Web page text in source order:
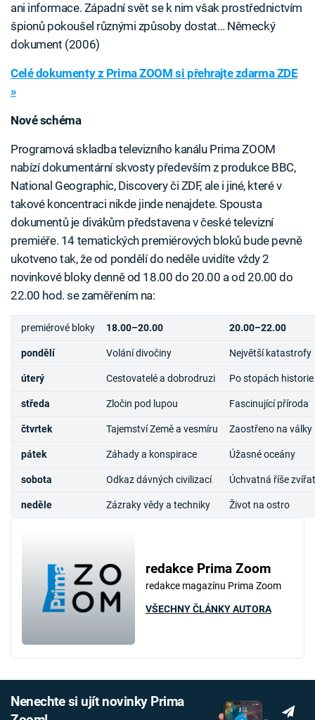
ani informace. Západní svět se k nim však prostřednictvím
špionů pokoušel různými způsoby dostat… Německý
dokument (2006)
Celé dokumenty z Prima ZOOM si přehrajte zdarma ZDE
»
Nové schéma
Programová skladba televizního kanálu Prima ZOOM
nabízí dokumentární skvosty především z produkce BBC,
National Geographic, Discovery či ZDF, ale i jiné, které v
takové koncentraci nikde jinde nenajdete. Spousta
dokumentů je divákům představena v české televizní
premiéře. 14 tematických premiérových bloků bude pevně
ukotveno tak, že od pondělí do neděle uvidíte vždy 2
novinkové bloky denně od 18.00 do 20.00 a od 20.00 do
22.00 hod. se zaměřením na:
premiérové bloky 18.00–20.00 20.00–22.00
pondělí Volání divočiny Největší katastrofy
úterý Cestovatelé a dobrodruzi Po stopách historie
středa Zločin pod lupou Fascinující příroda
čtvrtek Tajemství Země a vesmíru Zaostřeno na války
pátek Záhady a konspirace Úžasné oceány
sobota Odkaz dávných civilizací Úchvatná říše zvířat
neděle Zázraky vědy a techniky Život na ostro
redakce Prima Zoom
redakce magazínu Prima Zoom
VŠECHNY ČLÁNKY AUTORA
Nenechte si ujít novinky Prima